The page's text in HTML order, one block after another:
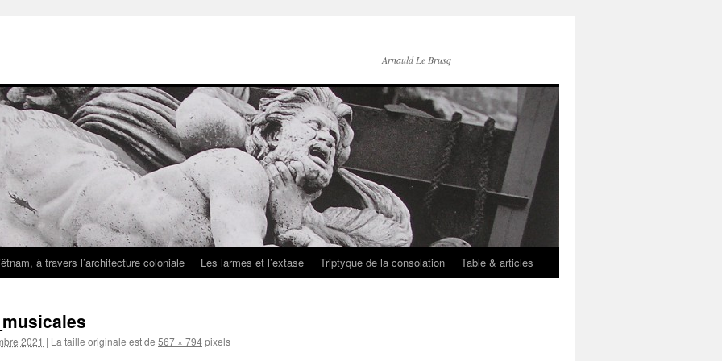
Arnauld Le Brusq
à travers l’architecture coloniale Les larmes et l’extase Triptyque de la consolation Table & articles
2021 | La taille originale est de 567 × 794pixels